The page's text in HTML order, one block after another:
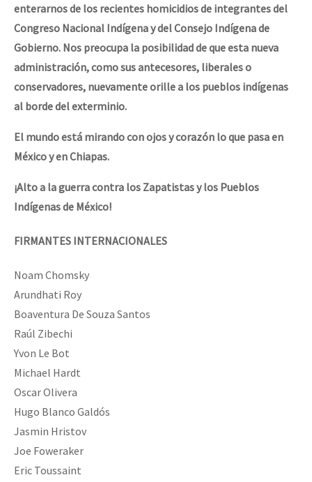
enterarnos de los recientes homicidios de integrantes del
Congreso Nacional Indígena y del Consejo Indígena de
Gobierno. Nos preocupa la posibilidad de que esta nueva
administración, como sus antecesores, liberales o
conservadores, nuevamente orille a los pueblos indígenas
al borde del exterminio.
El mundo está mirando con ojos y corazón lo que pasa en
México y en Chiapas.
¡Alto a la guerra contra los Zapatistas y los Pueblos
Indígenas de México!
FIRMANTES INTERNACIONALES
Noam Chomsky
Arundhati Roy
Boaventura De Souza Santos
Raúl Zibechi
Yvon Le Bot
Michael Hardt
Oscar Olivera
Hugo Blanco Galdós
Jasmin Hristov
Joe Foweraker
Eric Toussaint